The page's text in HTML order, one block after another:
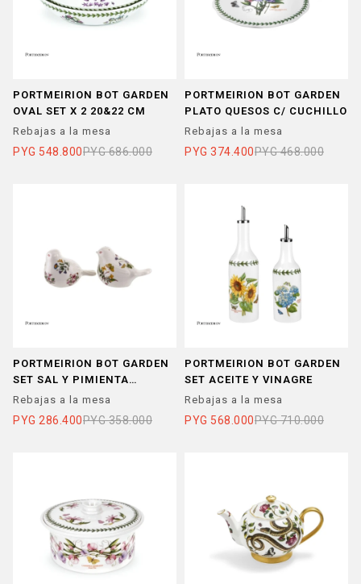
PORTMEIRION BOT GARDEN
OVAL SET X 2 20&22 CM
Rebajas a la mesa
PYG 548.800PYG 686.000
PORTMEIRION BOT GARDEN
PLATO QUESOS C/ CUCHILLO
Rebajas a la mesa
PYG 374.400PYG 468.000
PORTMEIRION BOT GARDEN
SET SAL Y PIMIENTA
PAJAROS
Rebajas a la mesa
PYG 286.400PYG 358.000
PORTMEIRION BOT GARDEN
SET ACEITE Y VINAGRE
Rebajas a la mesa
PYG 568.000PYG 710.000